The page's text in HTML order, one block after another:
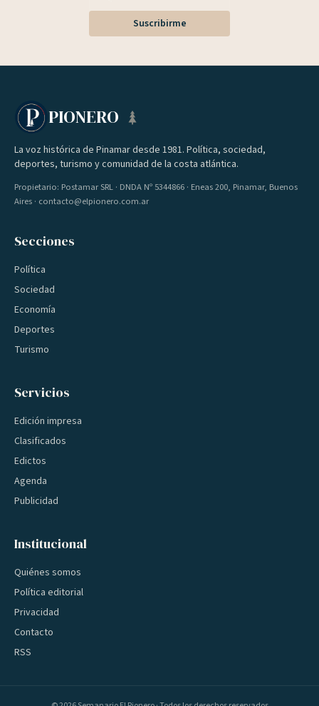
Suscribirme
PIONERO
La voz histórica de Pinamar desde 1981. Política, sociedad,
deportes, turismo y comunidad de la costa atlántica.
Propietario: Postamar SRL · DNDA Nº 5344866 · Eneas 200, Pinamar, Buenos
Aires · contacto@elpionero.com.ar
Secciones
Política
Sociedad
Economía
Deportes
Turismo
Servicios
Edición impresa
Clasificados
Edictos
Agenda
Publicidad
Institucional
Quiénes somos
Política editorial
Privacidad
Contacto
RSS